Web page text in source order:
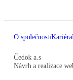
O společnostiKariéra
Čedok a.s
Návrh a realizace